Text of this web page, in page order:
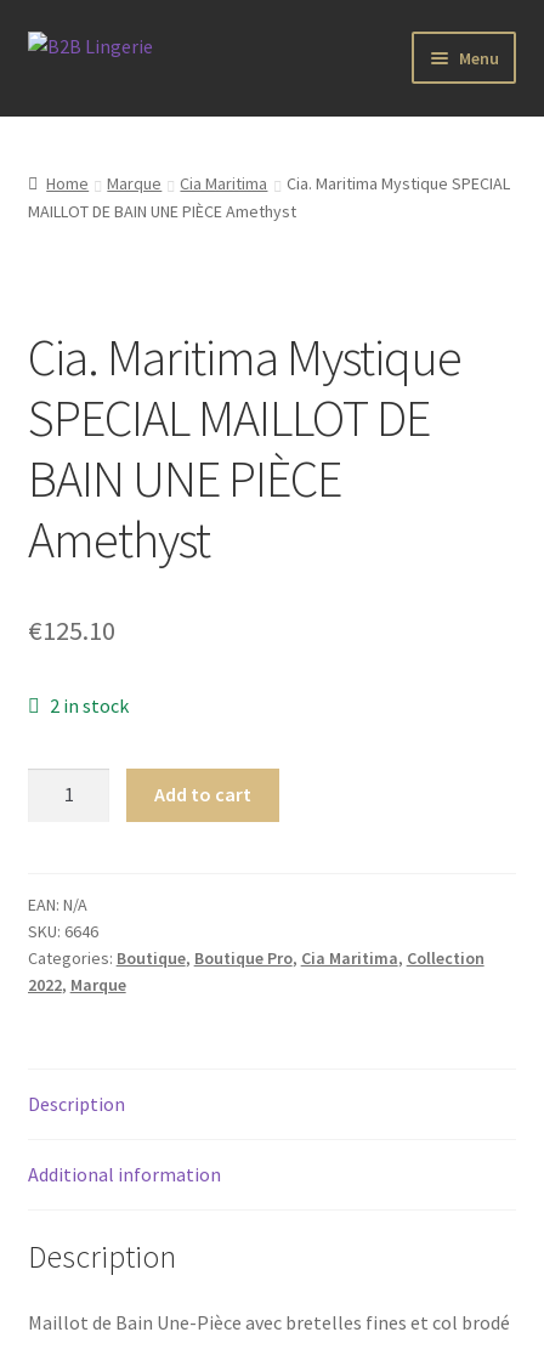
Aller
Aller
Menu
B2B Lingerie Site Officiel
Wholesale Registration Page
Marques
Luxury Lingerie
Femme
Maillot de bain Femme
Home Marque Cia Maritima
Cia. Maritima Mystique SPECIAL
MAILLOT DE BAIN UNE PIÈCE Amethyst
Cia. Maritima Mystique
SPECIAL MAILLOT DE
BAIN UNE PIÈCE
Amethyst
€125.10
2 in stock
MAILLOT
DE
BAIN
UNE
Add to cart
EAN: N/A
SKU: 6646
Categories: Boutique, Boutique Pro, Cia Maritima, Collection
2022, Marque
Description
Additional information
Description
Maillot de Bain Une-Pièce avec bretelles fines et col brodé